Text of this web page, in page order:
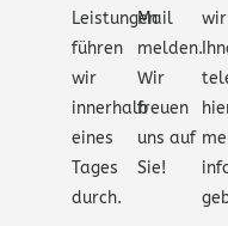
Leistungen
führen
wir
innerhalb
eines
Tages
durch.
Mail
melden.
Wir
freuen
uns auf
Sie!
wir